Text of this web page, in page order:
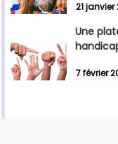
21 janvier
Une
7 février